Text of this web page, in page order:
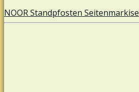
NOOR Standpfosten Seitenmarkise